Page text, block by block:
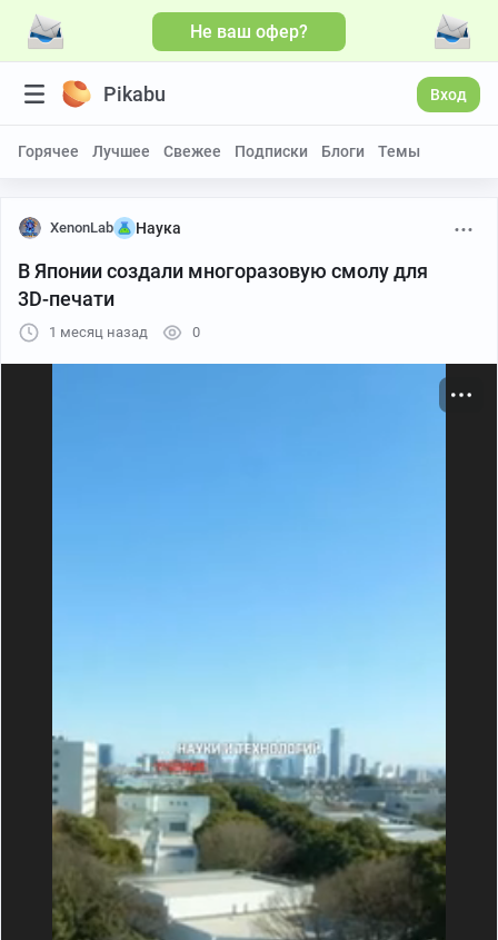
Не ваш офер?
Pikabu Вход
Горячее Лучшее Свежее Подписки Блоги Темы
XenonLab Наука
В Японии создали многоразовую смолу для
3D-печати
1 месяц назад 0
Больше видео